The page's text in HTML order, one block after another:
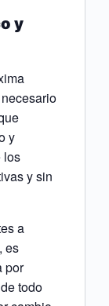
y
y
los
y sin
a
es
por
todo